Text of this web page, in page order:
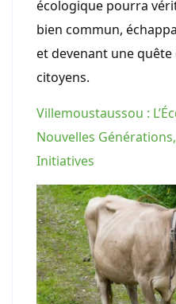
écologique pourra
bien commun,
et devenant une
citoyens.
Villemoustaussou :
Nouvelles
Initiatives